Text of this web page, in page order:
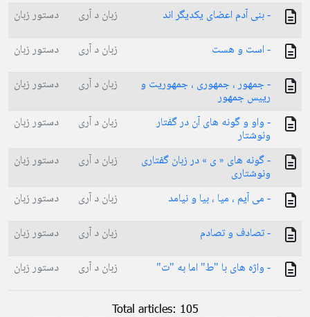
- بنی آدم اعضای یکدیگر اند
زبان د آری
دستور زبان
- است و هست
زبان د آری
دستور زبان
- جمهور ، جمهوری ، جمهوریت و
رییس جمهور
زبان د آری دستور زبان
- واو و گونه های آن در گفتار
ونوشتار
زبان د آری دستور زبان
- گونه های « ی » در زبان گفتاری
ونوشتاری
زبان د آری دستور زبان
- می آیم ، میا ، بیا و نیامد زبان د آری
دستور زبان
- تصادف و تصادم
زبان د آری
دستور زبان
- واژه های با "ط" اما به "ت"
زبان د آری دستور زبان
Total articles: 105